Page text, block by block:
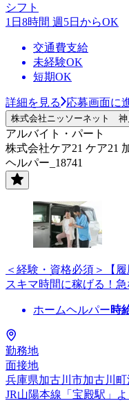
シフト
1日8時間 週5日からOK
交通費支給
未経験OK
短期OK
詳細を見る 応募画面に
株式会社ニッソーネット 神
アルバイト・パート
株式会社ケア21 ケア21
ヘルパー_18741
＜経験・資格必須＞【
スキマ時間に稼げる！
ホームヘルパー時
勤務地
面接地
兵庫県加古川市加古川
JR山陽本線「宝殿駅」